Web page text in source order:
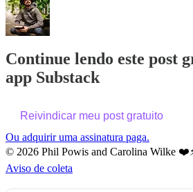
Continue lendo este post
app Substack
Reivindicar meu post gratuito
Ou adquirir uma assinatura paga.
© 2026 Phil Powis and Carolina Wilke
Aviso de coleta